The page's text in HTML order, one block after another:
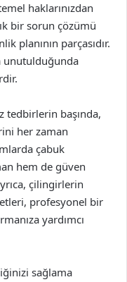
haklarınızdan
bir sorun çözümü
planının parçasıdır.
unutulduğunda
tedbirlerin başında,
her zaman
çabuk
hem de güven
çilingirlerin
profesyonel bir
yardımcı
sağlama